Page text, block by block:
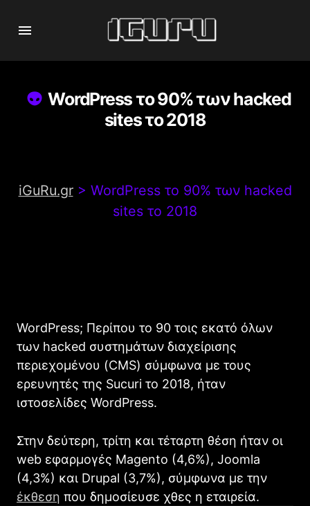
WordPress το 90% των hacked
sites το 2018
iGuRu.gr> WordPress το 90% των hacked
sites το 2018
WordPress; Περίπου το 90 τοις εκατό όλων
των hacked συστημάτων διαχείρισης
περιεχομένου (CMS) σύμφωνα με τους
ερευνητές της Sucuri το 2018, ήταν
ιστοσελίδες WordPress.
Στην δεύτερη, τρίτη και τέταρτη θέση ήταν οι
web εφαρμογές Magento (4,6%), Joomla
(4,3%) και Drupal (3,7%), σύμφωνα με την
έκθεση που δημοσίευσε χθες η εταιρεία.